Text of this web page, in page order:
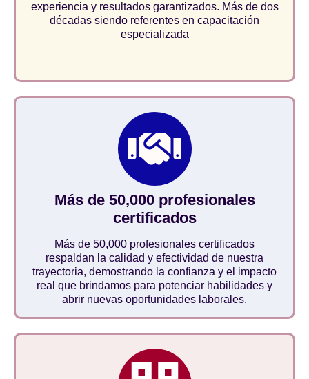
experiencia y resultados garantizados. Más de dos
décadas siendo referentes en capacitación
especializada
Más de 50,000 profesionales
certificados
Más de 50,000 profesionales certificados
respaldan la calidad y efectividad de nuestra
trayectoria, demostrando la confianza y el impacto
real que brindamos para potenciar habilidades y
abrir nuevas oportunidades laborales.